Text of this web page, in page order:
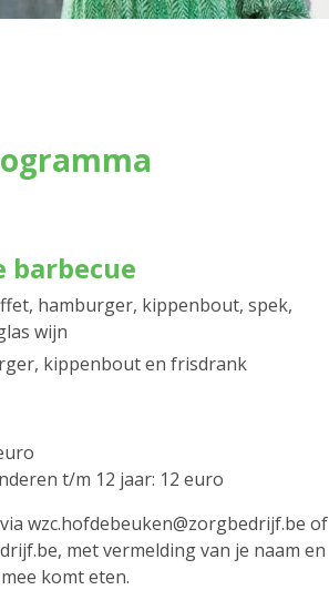
barbecue
hamburger, kippenbout, spek,
wijn
kippenbout en frisdrank
t/m 12 jaar: 12 euro
via wzc.hofdebeuken@zorgbedrijf.be of
met vermelding van je naam en
komt eten.